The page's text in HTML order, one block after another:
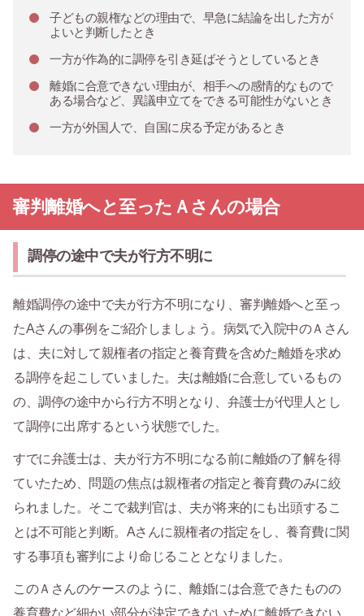
子どもの親権などの理由で、早急に結論を出した方が
よいと判断したとき
一方が作為的に調停を引き延ばそうとしているとき
離婚に合意できない理由が、相手への感情的なもので
ある場合など、異議申立てをできる可能性がないとき
一方が外国人で、自国に戻る予定があるとき
審判離婚へと至ったＡさんの場合
調停の途中で夫が行方不明に
離婚調停の途中で夫が行方不明になり、審判離婚へと至っ
たAさんの事例をご紹介しましょう。病気で入院中のＡさん
は、夫に対して親権者の指定と養育費を含めた離婚を求め
る調停を起こしていました。夫は離婚に合意しているもの
の、調停の途中から行方不明となり、弁護士が代理人とし
て調停に出席するという状態でした。
すでに弁護士は、夫が行方不明になる前に離婚の了解を得
ていたため、問題の焦点は親権者の指定と養育費のみに絞
られました。そこで裁判官は、夫が将来的にも出頭するこ
とは不可能と判断。Aさんに親権者の指定をし、養育費に関
する事項も審判により命じることとなりました。
このＡさんのケースのように、離婚には合意できたものの
養育費など細かい部分が決定できないために離婚できない